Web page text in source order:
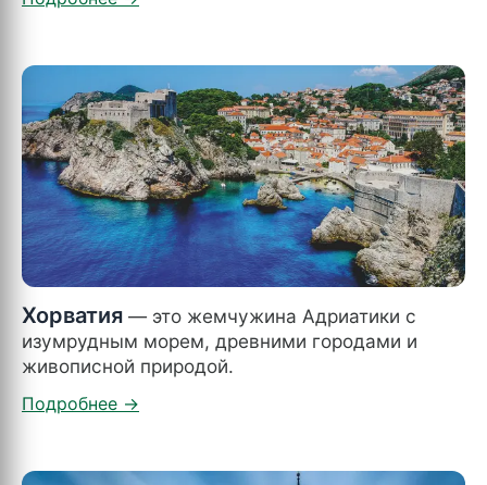
Хорватия — это жемчужина Адриатики с
изумрудным морем, древними городами и
живописной природой.